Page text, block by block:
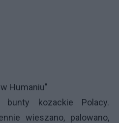
Humaniu"
bunty kozackie Polacy.
wieszano, palowano,